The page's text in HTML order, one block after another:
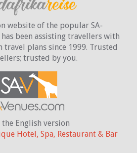
website of the popular SA-
has been assisting travellers with
plans since 1999. Trusted
trusted by you.
the English version
Hotel, Spa, Restaurant & Bar